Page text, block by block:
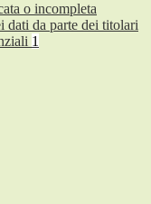
o incompleta
dati da parte dei titolari
1